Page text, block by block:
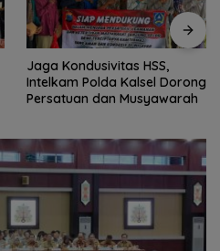
Jaga Kondusivitas HSS,
Intelkam Polda Kalsel Dorong
Persatuan dan Musyawarah